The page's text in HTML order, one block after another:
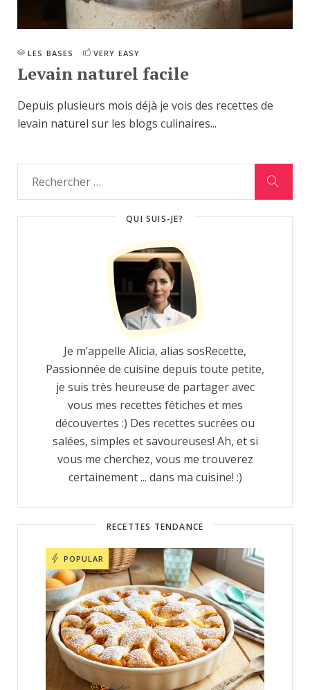
LES BASES VERY EASY
Levain naturel facile
Depuis plusieurs mois déjà je vois des recettes de
levain naturel sur les blogs culinaires...
QUI SUIS-JE?
Je m’appelle Alicia, alias sosRecette,
Passionnée de cuisine depuis toute petite,
je suis très heureuse de partager avec
vous mes recettes fétiches et mes
découvertes :) Des recettes sucrées ou
salées, simples et savoureuses! Ah, et si
vous me cherchez, vous me trouverez
certainement ... dans ma cuisine! :)
RECETTES TENDANCE
POPULAR